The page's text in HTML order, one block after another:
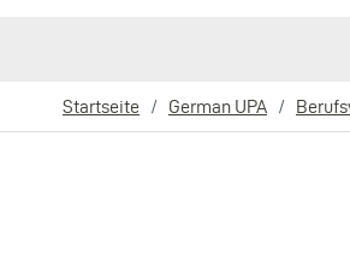
Startseite German UPA